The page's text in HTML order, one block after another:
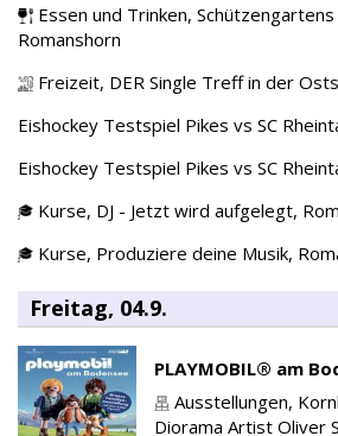
Essen und Trinken,
Romanshorn
Freizeit, DER Single Treff in der
Eishockey Testspiel Pikes vs SC
Eishockey Testspiel Pikes vs SC
Kurse, DJ - Jetzt wird aufgelegt,
Kurse, Produziere deine Musik,
Freitag, 04.9.
PLAYMOBIL® am
Ausstellungen,
Diorama Artist Oliver